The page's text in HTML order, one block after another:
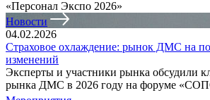
«Персонал Экспо 2026»
Новости
04.02.2026
Страховое охлаждение: рынок ДМС на
изменений
Эксперты и участники рынка обсудили
рынка ДМС в 2026 году на форуме